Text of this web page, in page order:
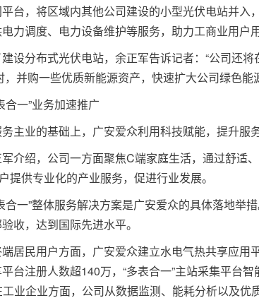
台，将区域内其他公司建设的小型光伏电站并
力调度、电力设备维护等服务，助力工商业用户
分布式光伏电站，余正军告诉记者：“公司还将
，并购一些优质新能源资产，快速扩大公司绿色能
一”业务加速推广
业的基础上，广安爱众利用科技赋能，提升服务
绍，公司一方面聚焦C端家庭生活，通过舒适
提供专业化的产业服务，促进行业发展。
一”整体服务解决方案是广安爱众的具体落地举
收，达到国际先进水平。
民用户方面，广安爱众建立水电气热共享应用
台注册人数超140万，“多表合一”主站采集平台
业企业方面，公司从数据监测、能耗分析以及